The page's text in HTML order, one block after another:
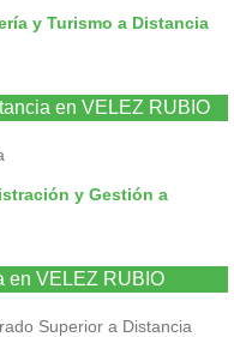
y Turismo a Distancia
en VELEZ RUBIO
y Gestión a
en VELEZ RUBIO
Superior a Distancia